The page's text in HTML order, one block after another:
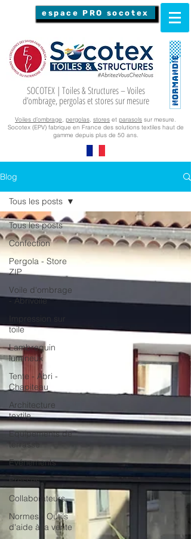
espace PRO socotex
SOCOTEX | Toiles & Structures – Voiles
d’ombrage, pergolas et stores sur mesure
Voiles d’ombrage, pergolas, stores et parasols sur mesure.
Socotex (EPV) fabrique en France des solutions textiles haut de
gamme depuis plus de 50 ans.
Blog
Tous les posts
Confection
Pergola - Store
ZIP
Voile d'ombrage
- Abrivoile
Impression sur
toile
Lambrequin
lumineux
Tente - Abri -
Chapiteau
Architecture
textile
Equipements de
terrasse
Evénements
Presses
Collaborateurs
Normes - Outils
d'aide à la vente
Tous les posts